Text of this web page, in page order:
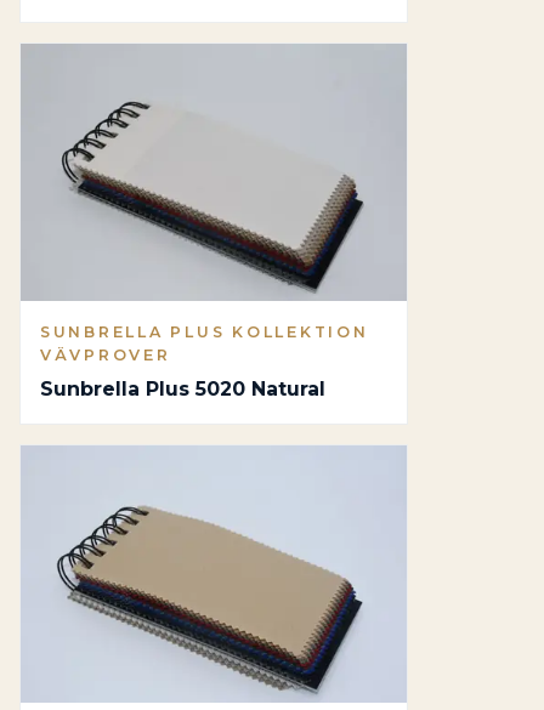
SUNBRELLA PLUS KOLLEKTION
VÄVPROVER
Sunbrella Plus 5020 Natural